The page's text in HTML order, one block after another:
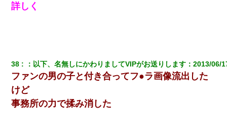
詳しく
38 ： 以下、名無しにかわりましてVIPがお送りします ：2013/06/
ファンの男の子と付き合ってフ●ラ画像流出した
けど
事務所の力で揉み消した